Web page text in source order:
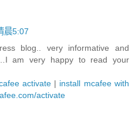
晨5:07
blog.. very informative and
am very happy to read your
activate| install mcafee with
activate